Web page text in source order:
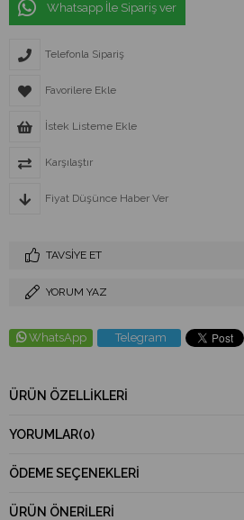
Whatsapp İle Sipariş ver
Telefonla Sipariş
Favorilere Ekle
İstek Listeme Ekle
Karşılaştır
Fiyat Düşünce Haber Ver
TAVSIYE ET
YORUM YAZ
WhatsApp Telegram
ÜRÜN ÖZELLIKLERI
YORUMLAR(0)
ÖDEME SEÇENEKLERI
ÜRÜN ÖNERILERI